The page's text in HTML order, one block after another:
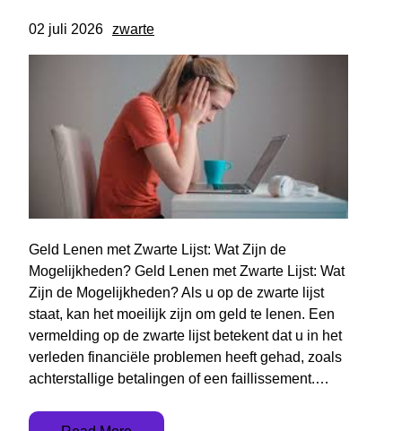
02 juli 2026 zwarte
Geld Lenen met Zwarte Lijst: Wat Zijn de
Mogelijkheden? Geld Lenen met Zwarte Lijst: Wat
Zijn de Mogelijkheden? Als u op de zwarte lijst
staat, kan het moeilijk zijn om geld te lenen. Een
vermelding op de zwarte lijst betekent dat u in het
verleden financiële problemen heeft gehad, zoals
achterstallige betalingen of een faillissement.…